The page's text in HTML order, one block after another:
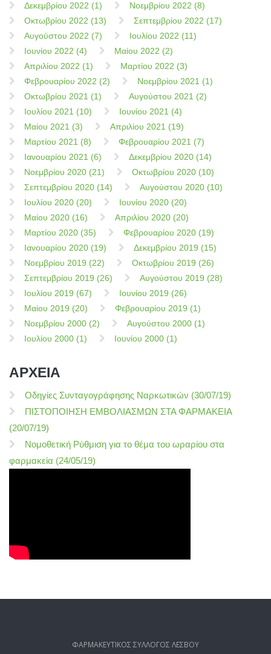
Δεκεμβρίου 2022 (1)
Νοεμβρίου 2022 (8)
Οκτωβρίου 2022 (13)
Σεπτεμβρίου 2022 (17)
Αυγούστου 2022 (7)
Ιουλίου 2022 (11)
Ιουνίου 2022 (4)
Μαίου 2022 (2)
Απριλίου 2022 (1)
Μαρτίου 2022 (3)
Φεβρουαρίου 2022 (2)
Νοεμβρίου 2021 (1)
Οκτωβρίου 2021 (1)
Αυγούστου 2021 (2)
Ιουλίου 2021 (10)
Ιουνίου 2021 (4)
Μαίου 2021 (3)
Απριλίου 2021 (19)
Μαρτίου 2021 (8)
Φεβρουαρίου 2021 (7)
Ιανουαρίου 2021 (6)
Δεκεμβρίου 2020 (14)
Νοεμβρίου 2020 (21)
Οκτωβρίου 2020 (10)
Σεπτεμβρίου 2020 (14)
Αυγούστου 2020 (10)
Ιουλίου 2020 (20)
Ιουνίου 2020 (20)
Μαίου 2020 (16)
Απριλίου 2020 (20)
Μαρτίου 2020 (35)
Φεβρουαρίου 2020 (19)
Ιανουαρίου 2020 (19)
Δεκεμβρίου 2019 (15)
Νοεμβρίου 2019 (22)
Οκτωβρίου 2019 (26)
Σεπτεμβρίου 2019 (26)
Αυγούστου 2019 (28)
Ιουλίου 2019 (67)
Ιουνίου 2019 (26)
Μαίου 2019 (20)
Φεβρουαρίου 2019 (1)
Νοεμβρίου 2000 (2)
Αυγούστου 2000 (1)
Ιουλίου 2000 (1)
Ιουνίου 2000 (1)
ΑΡΧΕΙΑ
Οδηγίες Συνταγογράφησης Ναρκωτικών (30/07/19)
ΠΙΣΤΟΠΟΙΗΣΗ ΕΜΒΟΛΙΑΣΜΩΝ ΣΤΑ ΦΑΡΜΑΚΕΙΑ
(20/07/19)
Νομοθετική Ρύθμιση για το θέμα του ωραρίου στα
φαρμακεία (24/05/19)
ΦΑΡΜΑΚΕΥΤΙΚΟΣ ΣΥΛΛΟΓΟΣ ΛΕΣΒΟΥ